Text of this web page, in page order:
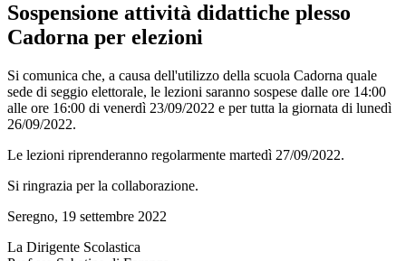
Sospensione attività didattiche plesso
Cadorna per elezioni
Si comunica che, a causa dell'utilizzo della scuola Cadorna quale
sede di seggio elettorale, le lezioni saranno sospese dalle ore 14:00
alle ore 16:00 di venerdì 23/09/2022 e per tutta la giornata di lunedì
26/09/2022.
Le lezioni riprenderanno regolarmente martedì 27/09/2022.
Si ringrazia per la collaborazione.
Seregno, 19 settembre 2022
La Dirigente Scolastica